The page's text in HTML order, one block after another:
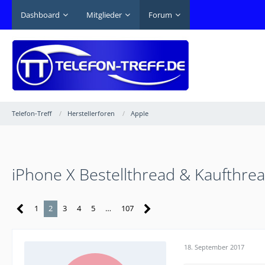
Dashboard Mitglieder Forum
Telefon-Treff Herstellerforen Apple
iPhone X Bestellthread &
1 2 3 4 5 … 107
18. September 2017